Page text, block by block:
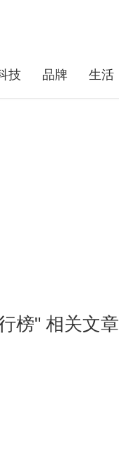
技 品牌 生活
榜" 相关文章